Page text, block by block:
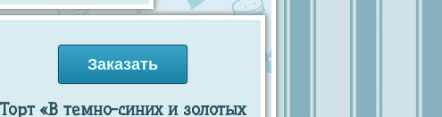
Заказать
Торт «В темно-синих и золотых